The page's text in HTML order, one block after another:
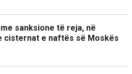
me sanksione të reja, në
cisternat e naftës së Moskës